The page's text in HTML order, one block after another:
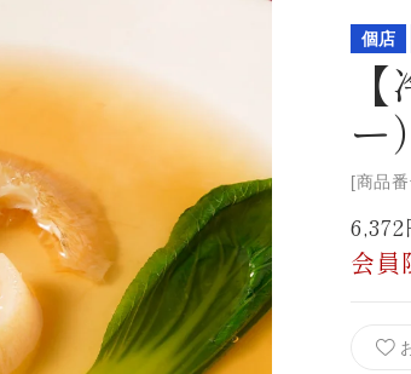
個店
ー
[商品
6,372
会員